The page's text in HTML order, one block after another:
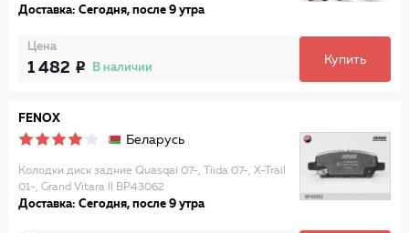
Доставка: Сегодня, после 9 утра
Цена
1 482 В наличии
Купить
FENOX
Беларусь
Колодки диск задние Quasqai 07-, Tiida 07-, X-Trail
01-, Grand Vitara II BP43062
Доставка: Сегодня, после 9 утра